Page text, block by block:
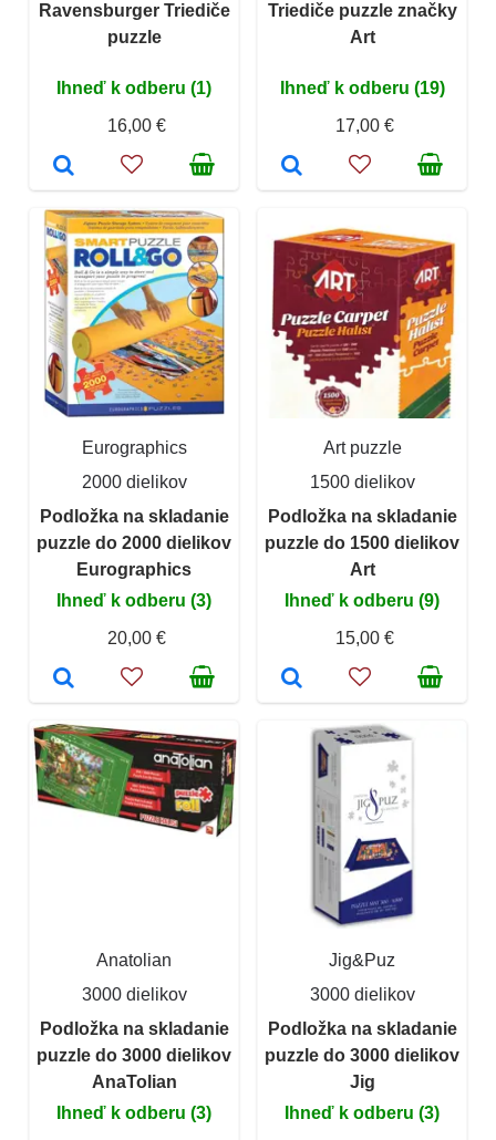
Ravensburger Triediče
puzzle
Ihneď k odberu (1)
16,00 €
Triediče puzzle značky
Art
Ihneď k odberu (19)
17,00 €
Eurographics
2000 dielikov
Podložka na skladanie
puzzle do 2000 dielikov
Eurographics
Ihneď k odberu (3)
20,00 €
Art puzzle
1500 dielikov
Podložka na skladanie
puzzle do 1500 dielikov
Art
Ihneď k odberu (9)
15,00 €
Anatolian
3000 dielikov
Podložka na skladanie
puzzle do 3000 dielikov
AnaTolian
Ihneď k odberu (3)
Jig&Puz
3000 dielikov
Podložka na skladanie
puzzle do 3000 dielikov
Jig
Ihneď k odberu (3)